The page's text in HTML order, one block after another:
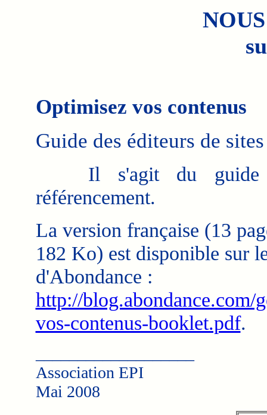
Optimisez vos contenus
Guide des éditeurs de
Il s'agit du guide
référencement.
La version française (13
182 Ko) est disponible sur
d'Abondance :
http://blog.abondance.com/
vos-contenus-booklet.pdf.
Association EPI
Mai 2008